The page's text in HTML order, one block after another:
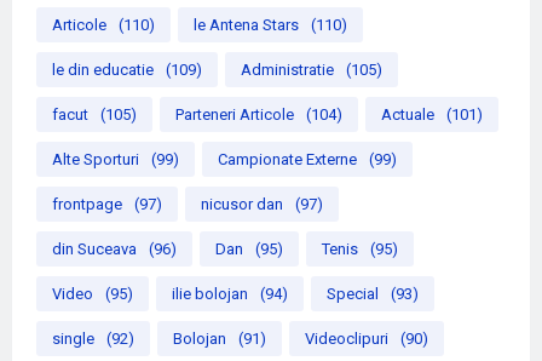
Articole (110) le Antena Stars (110)
le din educatie (109) Administratie (105)
facut (105) Parteneri Articole (104) Actuale (101)
Alte Sporturi (99) Campionate Externe (99)
frontpage (97) nicusor dan (97)
din Suceava (96) Dan (95) Tenis (95)
Video (95) ilie bolojan (94) Special (93)
single (92) Bolojan (91) Videoclipuri (90)